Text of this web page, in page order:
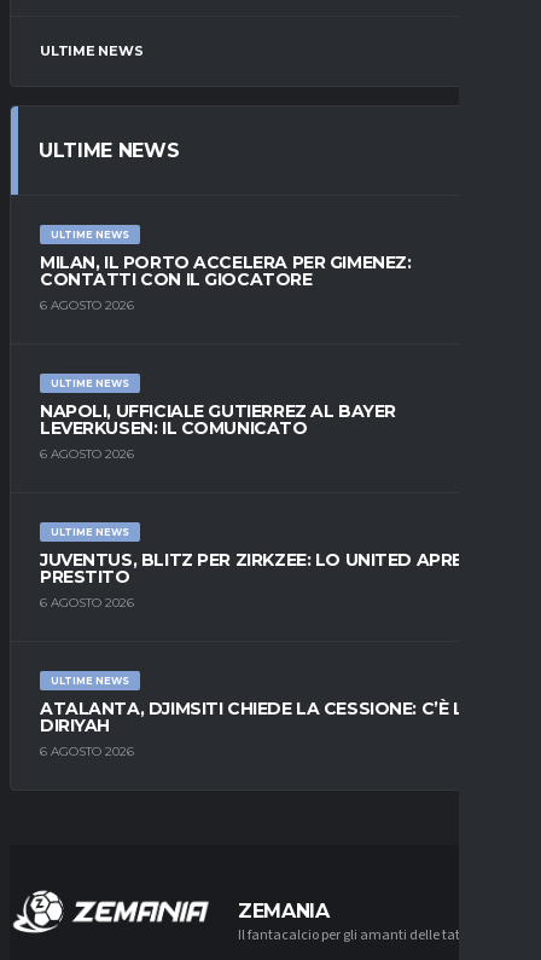
ULTIME NEWS
ULTIME NEWS
ULTIME NEWS
MILAN, IL PORTO ACCELERA PER GIMENEZ:
CONTATTI CON IL GIOCATORE
6 AGOSTO 2026
ULTIME NEWS
NAPOLI, UFFICIALE GUTIERREZ AL BAYER
LEVERKUSEN: IL COMUNICATO
6 AGOSTO 2026
ULTIME NEWS
JUVENTUS, BLITZ PER ZIRKZEE: LO UNITED APRE AL
PRESTITO
6 AGOSTO 2026
ULTIME NEWS
ATALANTA, DJIMSITI CHIEDE LA CESSIONE: C’È L’AL-
DIRIYAH
6 AGOSTO 2026
ZEMANIA
Il fantacalcio per gli amanti delle tattiche